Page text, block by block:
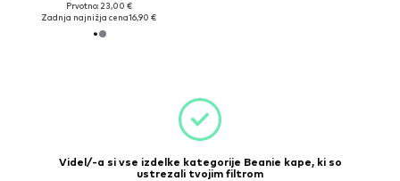
Prvotno: 23,00 €
Zadnja najnižja cena16,90 €
Videl/-a si vse izdelke kategorije Beanie kape, ki so
ustrezali tvojim filtrom